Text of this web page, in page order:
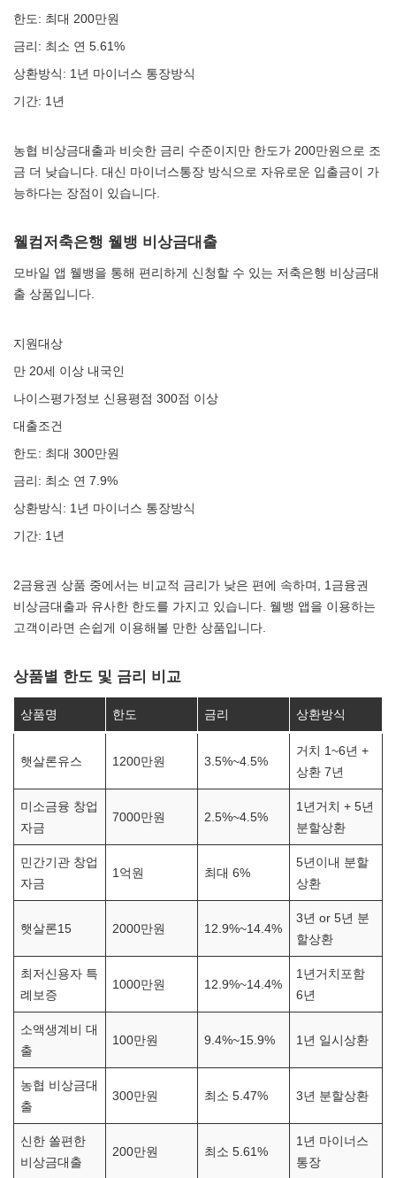
한도: 최대 200만원
금리: 최소 연 5.61%
상환방식: 1년 마이너스 통장방식
기간: 1년
농협 비상금대출과 비슷한 금리 수준이지만 한도가 200만원으로 조
금 더 낮습니다. 대신 마이너스통장 방식으로 자유로운 입출금이 가
능하다는 장점이 있습니다.
웰컴저축은행 웰뱅 비상금대출
모바일 앱 웰뱅을 통해 편리하게 신청할 수 있는 저축은행 비상금대
출 상품입니다.
지원대상
만 20세 이상 내국인
나이스평가정보 신용평점 300점 이상
대출조건
한도: 최대 300만원
금리: 최소 연 7.9%
상환방식: 1년 마이너스 통장방식
기간: 1년
2금융권 상품 중에서는 비교적 금리가 낮은 편에 속하며, 1금융권
비상금대출과 유사한 한도를 가지고 있습니다. 웰뱅 앱을 이용하는
고객이라면 손쉽게 이용해볼 만한 상품입니다.
상품별 한도 및 금리 비교
상품명 한도 금리 상환방식
햇살론유스 1200만원 3.5%~4.5%
거치 1~6년 +
상환 7년
미소금융 창업
자금
7000만원 2.5%~4.5%
1년거치 + 5년
분할상환
민간기관 창업
자금
1억원 최대 6%
5년이내 분할
상환
햇살론15 2000만원 12.9%~14.4%
3년 or 5년 분
할상환
최저신용자 특
례보증
1000만원 12.9%~14.4%
1년거치포함
6년
소액생계비 대
출
100만원 9.4%~15.9% 1년 일시상환
농협 비상금대
출
300만원 최소 5.47% 3년 분할상환
신한 쏠편한
비상금대출
200만원 최소 5.61%
1년 마이너스
통장